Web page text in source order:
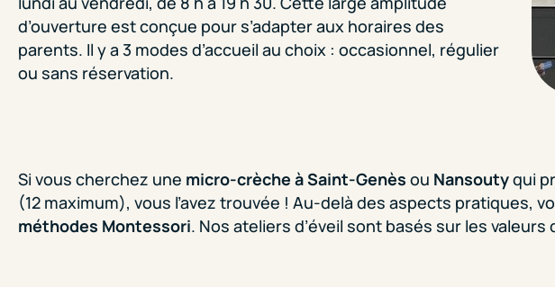
d’ouverture est conçue pour s’adapter aux horaires des
parents. Il y a 3 modes d’accueil au choix : occasionnel, régulier
ou sans réservation.
Si vous cherchez une micro-crèche à Saint-Genès ou Nansoutyqui
(12 maximum), vous l’avez trouvée ! Au-delà des aspects
méthodes Montessori. Nos ateliers d’éveil sont basés sur les